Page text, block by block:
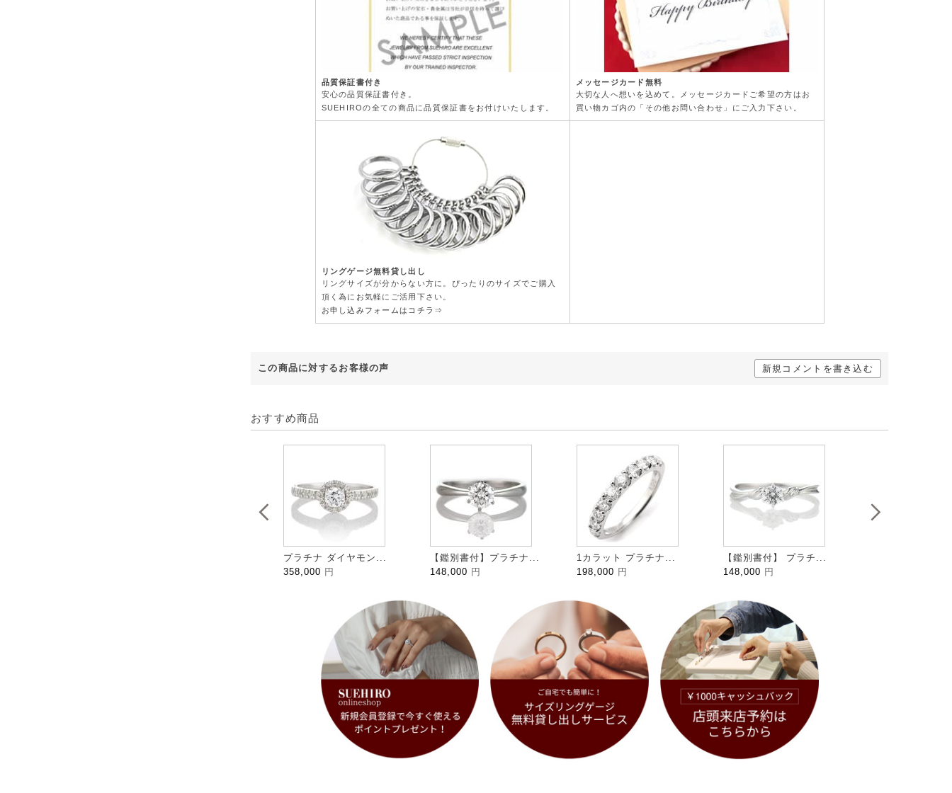
品質保証書付き
安心の品質保証書付き。
SUEHIROの全ての商品に品質保証書をお付けいたします。
メッセージカード無料
大切な人へ想いを込めて。メッセージカードご希望の方はお
買い物カゴ内の「その他お問い合わせ」にご入力下さい。
リングゲージ無料貸し出し
リングサイズが分からない方に。ぴったりのサイズでご購入
頂く為にお気軽にご活用下さい。
お申し込みフォームはコチラ⇒
この商品に対するお客様の声 新規コメントを書き込む
おすすめ商品
プラチナ ダイヤモン...
358,000 円
【鑑別書付】プラチナ...
148,000 円
1カラット プラチナ...
198,000 円
【鑑別書付】 プラチ...
148,000 円